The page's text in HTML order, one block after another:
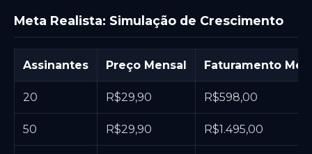
Meta Realista: Simulação de Crescimento
Assinantes Preço Mensal Faturamento
20 R$29,90 R$598,00
50 R$29,90 R$1.495,00